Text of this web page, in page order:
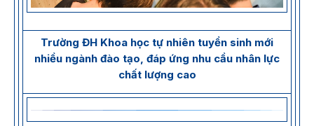
Trường ĐH Khoa học tự nhiên tuyển sinh mới
nhiều ngành đào tạo, đáp ứng nhu cầu nhân lực
chất lượng cao